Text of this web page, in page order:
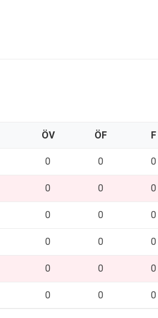
ÖV ÖF F
0 0 0
0 0 0
0 0 0
0 0 0
0 0 0
0 0 0